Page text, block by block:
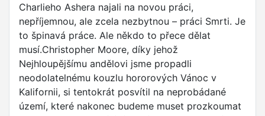
Charlieho Ashera najali na novou práci,
nepříjemnou, ale zcela nezbytnou – práci Smrti. Je
to špinavá práce. Ale někdo to přece dělat
musí.Christopher Moore, díky jehož
Nejhloupějšímu andělovi jsme propadli
neodolatelnému kouzlu hororových Vánoc v
Kalifornii, si tentokrát posvítil na neprobádané
území, které nakonec budeme muset prozkoumat